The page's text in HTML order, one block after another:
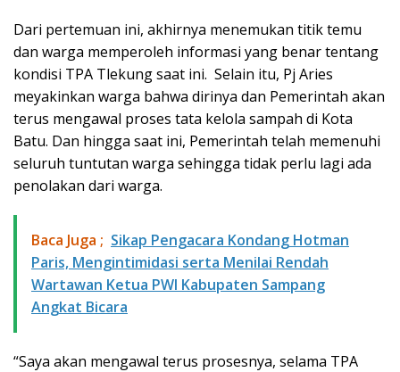
Dari pertemuan ini, akhirnya menemukan titik temu
dan warga memperoleh informasi yang benar tentang
kondisi TPA Tlekung saat ini. Selain itu, Pj Aries
meyakinkan warga bahwa dirinya dan Pemerintah akan
terus mengawal proses tata kelola sampah di Kota
Batu. Dan hingga saat ini, Pemerintah telah memenuhi
seluruh tuntutan warga sehingga tidak perlu lagi ada
penolakan dari warga.
Baca Juga ; Sikap Pengacara Kondang Hotman
Paris, Mengintimidasi serta Menilai Rendah
Wartawan Ketua PWI Kabupaten Sampang
Angkat Bicara
“Saya akan mengawal terus prosesnya, selama TPA